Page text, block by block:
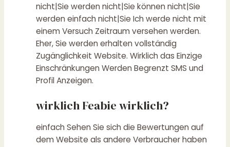
nicht|Sie werden nicht|Sie können nicht|Sie
werden einfach nicht|Sie Ich werde nicht mit
einem Versuch Zeitraum versehen werden.
Eher, Sie werden erhalten vollständig
Zugänglichkeit Website. Wirklich das Einzige
Einschränkungen Werden Begrenzt SMS und
Profil Anzeigen.
wirklich Feabie wirklich?
einfach Sehen Sie sich die Bewertungen auf
dem Website als andere Verbraucher haben